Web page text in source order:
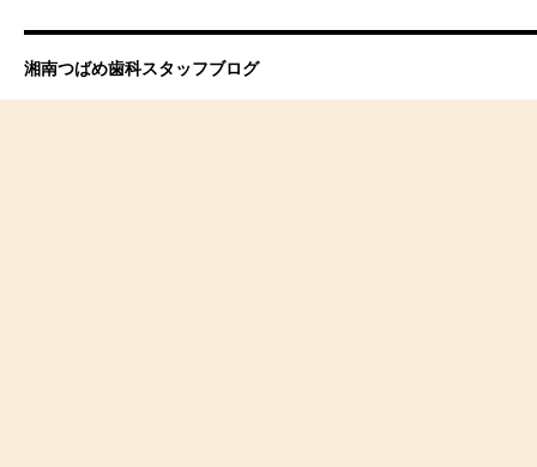
湘南つばめ歯科スタッフブログ